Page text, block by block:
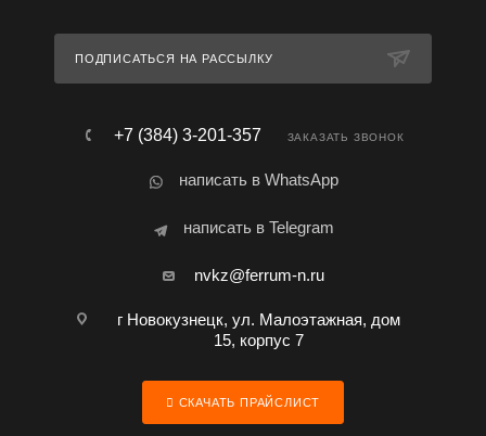
ПОДПИСАТЬСЯ НА РАССЫЛКУ
+7 (384) 3-201-357 ЗАКАЗАТЬ ЗВОНОК
написать в WhatsApp
написать в Telegram
nvkz@ferrum-n.ru
г Новокузнецк, ул. Малоэтажная, дом
15, корпус 7
СКАЧАТЬ ПРАЙСЛИСТ